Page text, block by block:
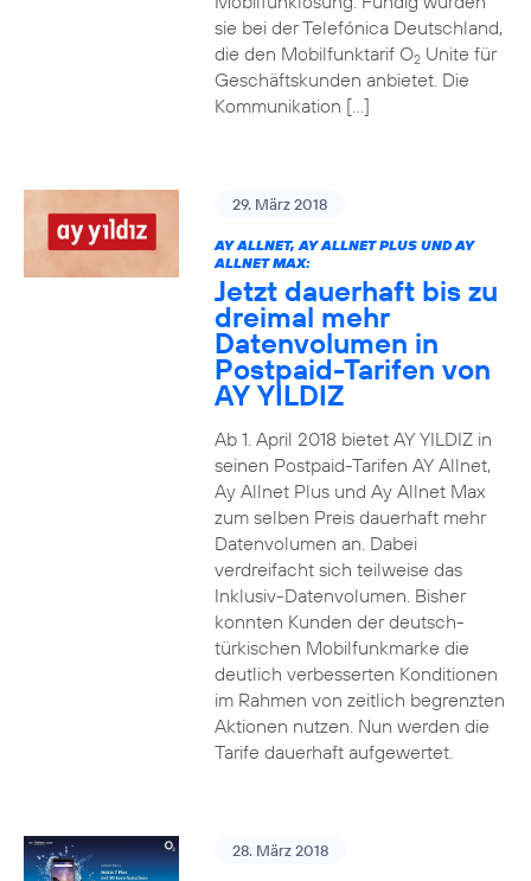
sie bei der Telefónica Deutschland,
die den Mobilfunktarif O2Unite für
Geschäftskunden anbietet. Die
Kommunikation […]
29. März 2018
AY ALLNET, AY ALLNET PLUS UND AY
ALLNET MAX:
Jetzt dauerhaft bis zu
dreimal mehr
Datenvolumen in
Postpaid-Tarifen von
AY YILDIZ
Ab 1. April 2018 bietet AY YILDIZ in
seinen Postpaid-Tarifen AY Allnet,
Ay Allnet Plus und Ay Allnet Max
zum selben Preis dauerhaft mehr
Datenvolumen an. Dabei
verdreifacht sich teilweise das
Inklusiv-Datenvolumen. Bisher
konnten Kunden der deutsch-
türkischen Mobilfunkmarke die
deutlich verbesserten Konditionen
im Rahmen von zeitlich begrenzten
Aktionen nutzen. Nun werden die
Tarife dauerhaft aufgewertet.
28. März 2018